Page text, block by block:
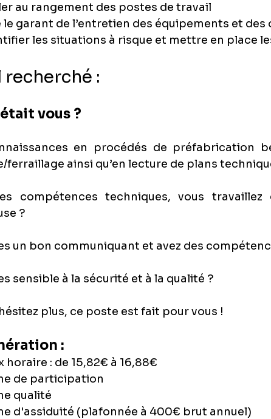
au rangement des postes de travail
le garant de l’entretien des équipements et
les situations à risque et mettre en place
recherché :
vous ?
en procédés de préfabrication
ferraillage ainsi qu’en lecture de plans
compétences techniques, vous
?
un bon communiquant et avez des
sensible à la sécurité et à la qualité ?
plus, ce poste est fait pour vous !
:
horaire : de 15,82€ à 16,88€
de participation
qualité
d'assiduité (plafonnée à 400€ brut annuel)